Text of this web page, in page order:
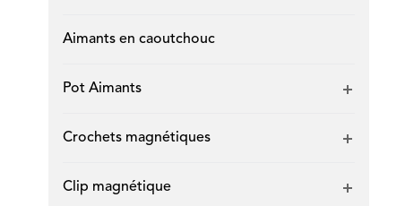
Aimants en caoutchouc
Pot Aimants
Crochets magnétiques
Clip magnétique